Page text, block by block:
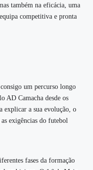
também na eficácia, uma
competitiva e pronta
um percurso longo
AD Camacha desde os
explicar a sua evolução, o
exigências do futebol
fases da formação